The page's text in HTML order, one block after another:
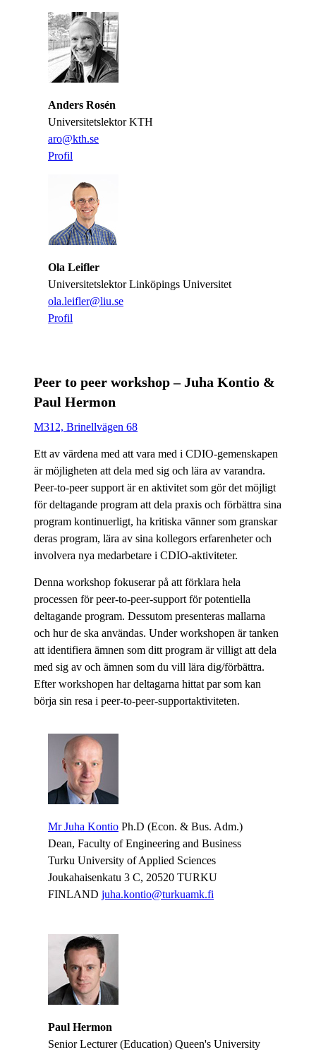
Anders Rosén
Universitetslektor KTH
​​​​​​​aro@kth.se
Profil
Ola Leifler
Universitetslektor Linköpings Universitet
ola.leifler@liu.se
​​​​​​​Profil
Peer to peer workshop – Juha Kontio &
Paul Hermon
M312, Brinellvägen 68
Ett av värdena med att vara med i CDIO-gemenskapen
är möjligheten att dela med sig och lära av varandra.
Peer-to-peer support är en aktivitet som gör det möjligt
för deltagande program att dela praxis och förbättra sina
program kontinuerligt, ha kritiska vänner som granskar
deras program, lära av sina kollegors erfarenheter och
involvera nya medarbetare i CDIO-aktiviteter.
Denna workshop fokuserar på att förklara hela
processen för peer-to-peer-support för potentiella
deltagande program. Dessutom presenteras mallarna
och hur de ska användas. Under workshopen är tanken
att identifiera ämnen som ditt program är villigt att dela
med sig av och ämnen som du vill lära dig/förbättra.
Efter workshopen har deltagarna hittat par som kan
börja sin resa i peer-to-peer-supportaktiviteten.
Mr Juha Kontio Ph.D (Econ. & Bus. Adm.)
Dean, Faculty of Engineering and Business
Turku University of Applied Sciences
Joukahaisenkatu 3 C, 20520 TURKU
FINLAND juha.kontio@turkuamk.fi
Paul Hermon
Senior Lecturer (Education) Queen's University